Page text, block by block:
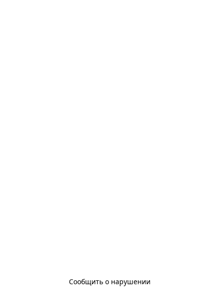
Сообщить о нарушении